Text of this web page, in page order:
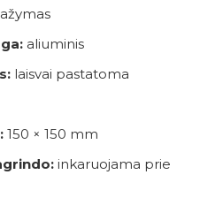
aliuminis
laisvai pastatoma
150 × 150 mm
inkaruojama prie